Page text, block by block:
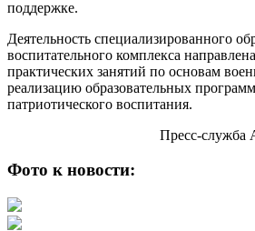
поддержке.
Деятельность специализированного
воспитательного комплекса
практических занятий по основам
реализацию образовательных
патриотического воспитания.
Пресс-служба
Фото к новости: